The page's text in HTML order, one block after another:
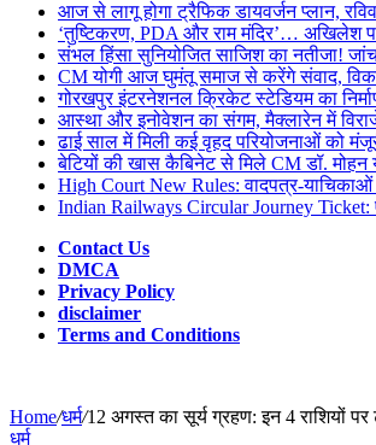
आज से लागू होगा ट्रैफिक डायवर्जन प्लान,
‘तुष्टिकरण, PDA और राम मंदिर’… अखिलेश
संभल हिंसा सुनियोजित साजिश का नतीजा!
CM योगी आज घुमंतू समाज से करेंगे संवाद,
गोरखपुर इंटरनेशनल क्रिकेट स्टेडियम का
आस्था और इनोवेशन का संगम, मैक्लारेन में
ढाई साल में मिली कई वृहद परियोजनाओं को
बेटियों की खास कैबिनेट से मिले CM डॉ.
High Court New Rules: वादपत्र-याचिकाओं
Indian Railways Circular Journey
Contact Us
DMCA
Privacy Policy
disclaimer
Terms and Conditions
Home/धर्म/12 अगस्त का सूर्य ग्रहण: इन 4 राशियों
धर्म